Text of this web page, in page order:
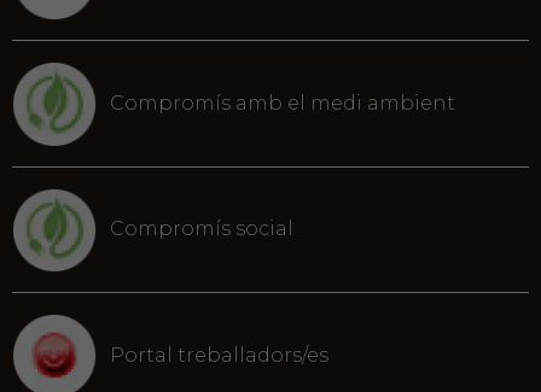
Compromís amb el medi ambient
Compromís social
Portal treballadors/es